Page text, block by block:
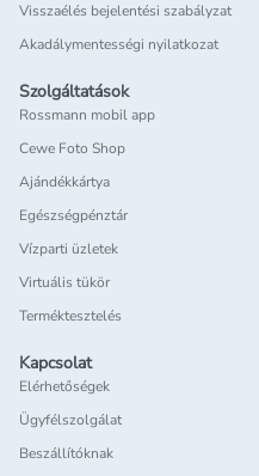
Visszaélés bejelentési szabályzat
Akadálymentességi nyilatkozat
Szolgáltatások
Rossmann mobil app
Cewe Foto Shop
Ajándékkártya
Egészségpénztár
Vízparti üzletek
Virtuális tükör
Terméktesztelés
Kapcsolat
Elérhetőségek
Ügyfélszolgálat
Beszállítóknak